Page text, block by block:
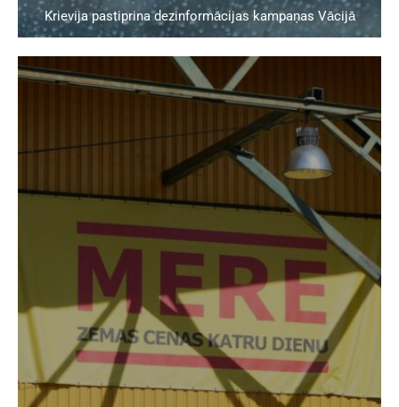
Krievija pastiprina dezinformācijas kampaņas Vācijā